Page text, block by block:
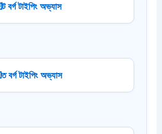
ট বর্গ টাইপিং অভ্যাস
ত বর্গ টাইপিং অভ্যাস